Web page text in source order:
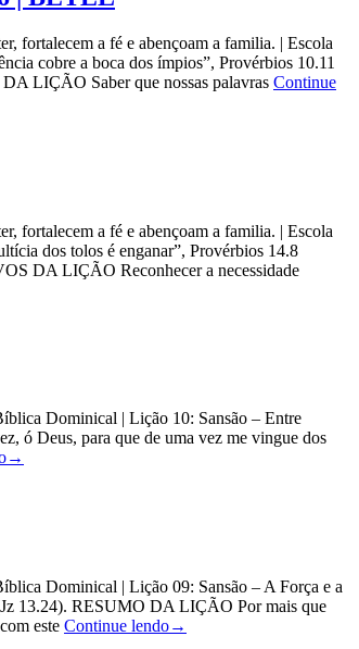
a fé e abençoam a familia. | Escola
cobre a boca dos ímpios”, Provérbios 10.11
LIÇÃO Saber que nossas palavras Continue
a fé e abençoam a familia. | Escola
dos tolos é enganar”, Provérbios 14.8
DA LIÇÃO Reconhecer a necessidade
Dominical | Lição 10: Sansão – Entre
ó Deus, para que de uma vez me vingue dos
→
Dominical | Lição 09: Sansão – A Força e a
13.24). RESUMO DA LIÇÃO Por mais que
este Continue lendo→